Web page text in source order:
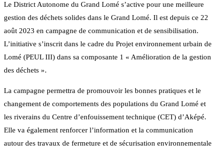
Le District Autonome du Grand Lomé s’active pour une meilleure
gestion des déchets solides dans le Grand Lomé. Il est depuis ce 22
août 2023 en campagne de communication et de sensibilisation.
L’initiative s’inscrit dans le cadre du Projet environnement urbain de
Lomé (PEUL III) dans sa composante 1 « Amélioration de la gestion
des déchets ».
La campagne permettra de promouvoir les bonnes pratiques et le
changement de comportements des populations du Grand Lomé et
les riverains du Centre d’enfouissement technique (CET) d’Aképé.
Elle va également renforcer l’information et la communication
autour des travaux de fermeture et de sécurisation environnementale